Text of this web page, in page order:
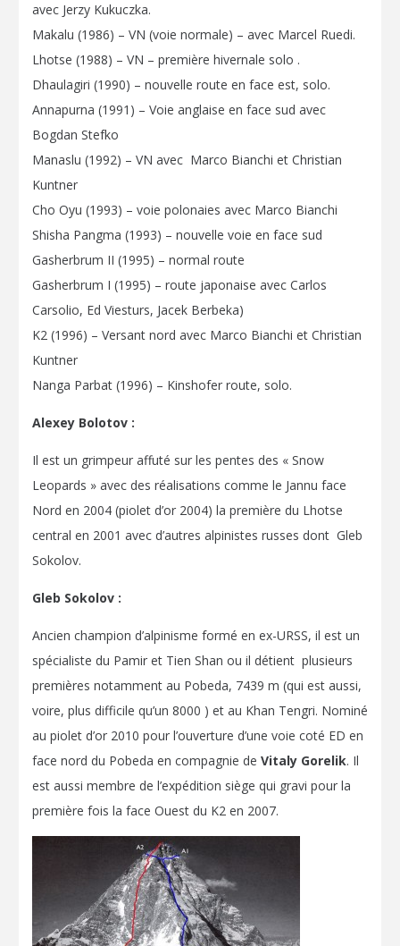
avec Jerzy Kukuczka.
Makalu (1986) – VN (voie normale) – avec Marcel Ruedi.
Lhotse (1988) – VN – première hivernale solo .
Dhaulagiri (1990) – nouvelle route en face est, solo.
Annapurna (1991) – Voie anglaise en face sud avec
Bogdan Stefko
Manaslu (1992) – VN avec Marco Bianchi et Christian
Kuntner
Cho Oyu (1993) – voie polonaies avec Marco Bianchi
Shisha Pangma (1993) – nouvelle voie en face sud
Gasherbrum II (1995) – normal route
Gasherbrum I (1995) – route japonaise avec Carlos
Carsolio, Ed Viesturs, Jacek Berbeka)
K2 (1996) – Versant nord avec Marco Bianchi et Christian
Kuntner
Nanga Parbat (1996) – Kinshofer route, solo.
Alexey Bolotov :
Il est un grimpeur affuté sur les pentes des « Snow
Leopards » avec des réalisations comme le Jannu face
Nord en 2004 (piolet d’or 2004) la première du Lhotse
central en 2001 avec d’autres alpinistes russes dont Gleb
Sokolov.
Gleb Sokolov :
Ancien champion d’alpinisme formé en ex-URSS, il est un
spécialiste du Pamir et Tien Shan ou il détient plusieurs
premières notamment au Pobeda, 7439 m (qui est aussi,
voire, plus difficile qu’un 8000 ) et au Khan Tengri. Nominé
au piolet d’or 2010 pour l’ouverture d’une voie coté ED en
face nord du Pobeda en compagnie de Vitaly Gorelik. Il
est aussi membre de l’expédition siège qui gravi pour la
première fois la face Ouest du K2 en 2007.